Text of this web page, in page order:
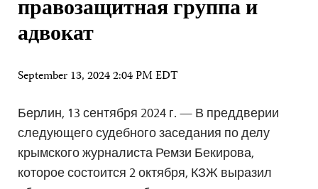
правозащитная группа и
адвокат
September 13, 2024 2:04 PM EDT
Берлин, 13 сентября 2024 г. — В преддверии
следующего судебного заседания по делу
крымского журналиста Ремзи Бекирова,
которое состоится 2 октября, КЗЖ выразил